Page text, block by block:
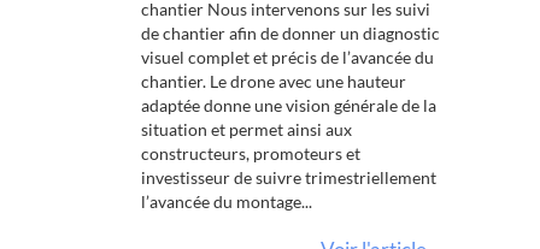
chantier Nous intervenons sur les suivi
de chantier afin de donner un diagnostic
visuel complet et précis de l’avancée du
chantier. Le drone avec une hauteur
adaptée donne une vision générale de la
situation et permet ainsi aux
constructeurs, promoteurs et
investisseur de suivre trimestriellement
l’avancée du montage...